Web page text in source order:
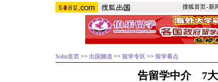
搜狐首页-新
Sohu首页 >> 出国频道 >> 留学专区 >> 留学看点
告留学中介 7